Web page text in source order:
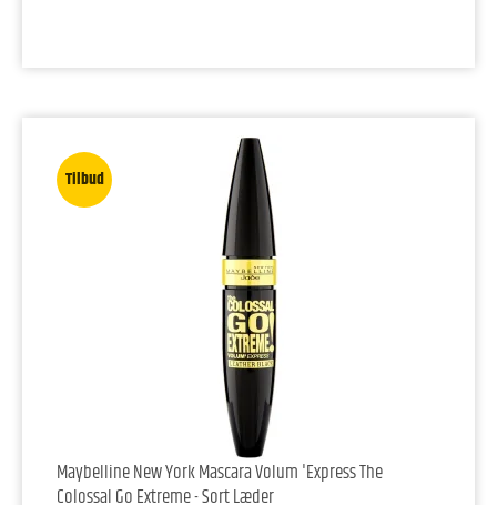
Tilbud
Maybelline New York Mascara Volum 'Express The
Colossal Go Extreme - Sort Læder